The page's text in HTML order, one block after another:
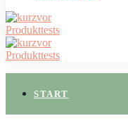
START